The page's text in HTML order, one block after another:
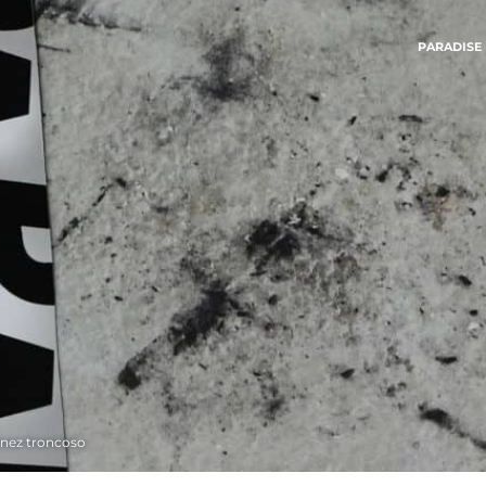
PARADISE
troncoso